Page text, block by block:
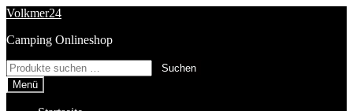
Zur
springen
Zum
springen
Volkmer24
Camping Onlineshop
Suchen
nach:
Suchen
Menü